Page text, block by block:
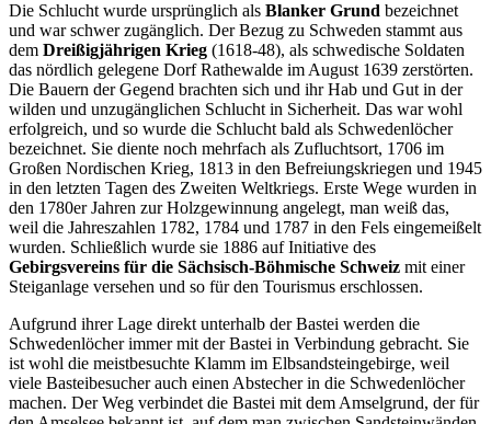
Die Schlucht wurde ursprünglich als Blanker Grund bezeichnet
und war schwer zugänglich. Der Bezug zu Schweden stammt aus
dem Dreißigjährigen Krieg (1618-48), als schwedische Soldaten
das nördlich gelegene Dorf Rathewalde im August 1639 zerstörten.
Die Bauern der Gegend brachten sich und ihr Hab und Gut in der
wilden und unzugänglichen Schlucht in Sicherheit. Das war wohl
erfolgreich, und so wurde die Schlucht bald als Schwedenlöcher
bezeichnet. Sie diente noch mehrfach als Zufluchtsort, 1706 im
Großen Nordischen Krieg, 1813 in den Befreiungskriegen und 1945
in den letzten Tagen des Zweiten Weltkriegs. Erste Wege wurden in
den 1780er Jahren zur Holzgewinnung angelegt, man weiß das,
weil die Jahreszahlen 1782, 1784 und 1787 in den Fels eingemeißelt
wurden. Schließlich wurde sie 1886 auf Initiative des
Gebirgsvereins für die Sächsisch-Böhmische Schweiz mit einer
Steiganlage versehen und so für den Tourismus erschlossen.
Aufgrund ihrer Lage direkt unterhalb der Bastei werden die
Schwedenlöcher immer mit der Bastei in Verbindung gebracht. Sie
ist wohl die meistbesuchte Klamm im Elbsandsteingebirge, weil
viele Basteibesucher auch einen Abstecher in die Schwedenlöcher
machen. Der Weg verbindet die Bastei mit dem Amselgrund, der für